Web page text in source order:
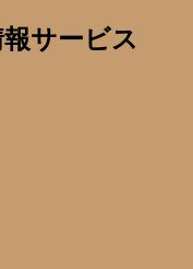
サービス